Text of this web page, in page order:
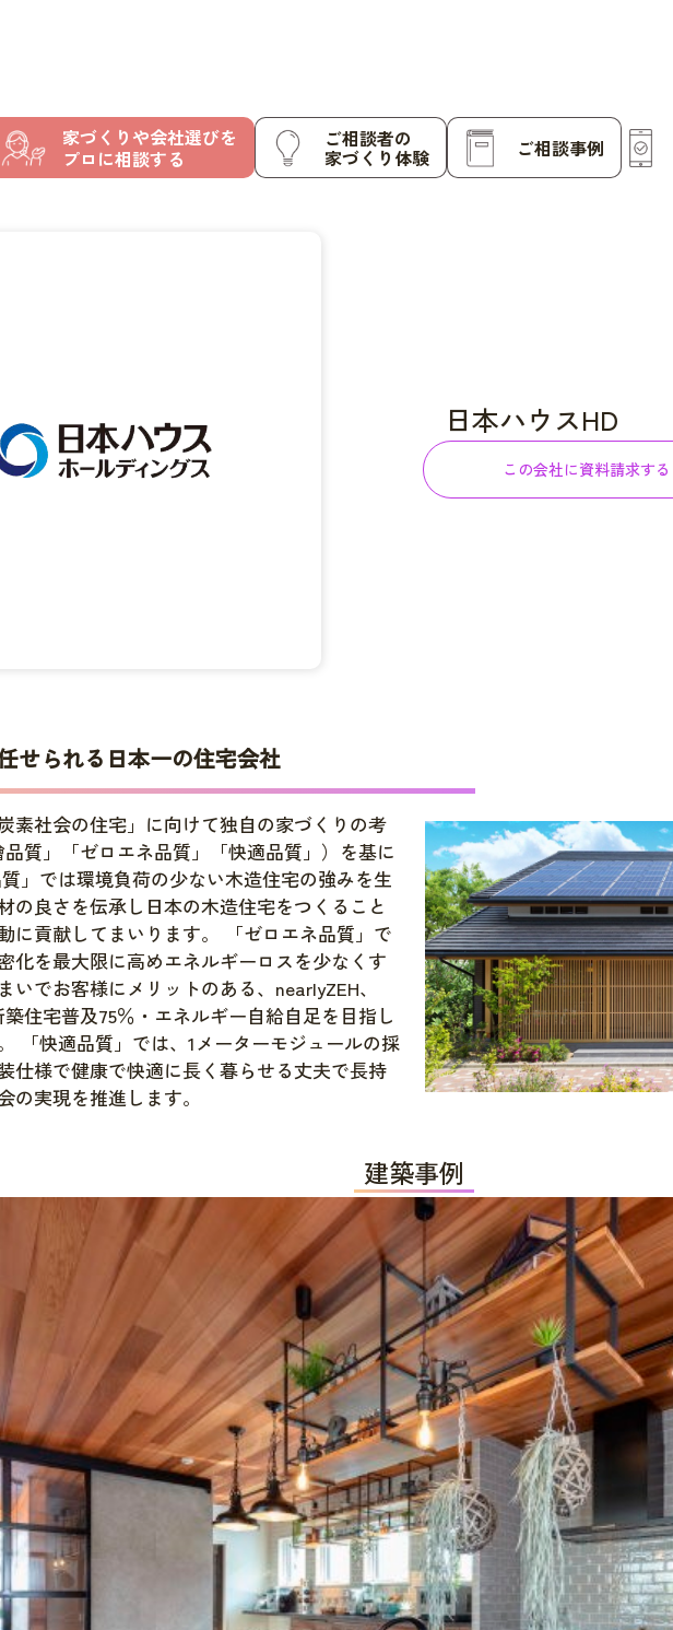
家づくりや会社選びを
プロに相談する
ご相談者の
家づくり体験 ご相談事例
ーカー 日本ハウスHD
日本ハウスHD
この会社に資料請求する
せられる日本一の住宅会社
素社会の住宅」に向けて独自の家づくりの考
質」「ゼロエネ品質」「快適品質」）を基に
」では環境負荷の少ない木造住宅の強みを生
の良さを伝承し日本の木造住宅をつくること
に貢献してまいります。 「ゼロエネ品質」で
化を最大限に高めエネルギーロスを少なくす
いでお客様にメリットのある、nearlyZEH、
住宅普及75％・エネルギー自給自足を目指し
「快適品質」では、1メーターモジュールの採
仕様で健康で快適に長く暮らせる丈夫で長持
の実現を推進します。
建築事例